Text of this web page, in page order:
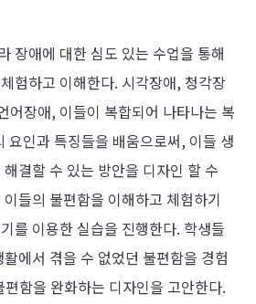
장애에 대한 심도 있는 수업을 통해
험하고 이해한다. 시각장애, 청각장
어장애, 이들이 복합되어 나타나는 복
요인과 특징들을 배움으로써, 이들 생
결할 수 있는 방안을 디자인 할 수
들의 불편함을 이해하고 체험하기
를 이용한 실습을 진행한다. 학생들
에서 겪을 수 없었던 불편함을 경험
함을 완화하는 디자인을 고안한다.